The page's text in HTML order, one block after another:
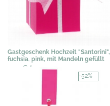
Gastgeschenk Hochzeit "Santorini",
fuchsia, pink, mit Mandeln gefüllt
1,95 € *
-52%